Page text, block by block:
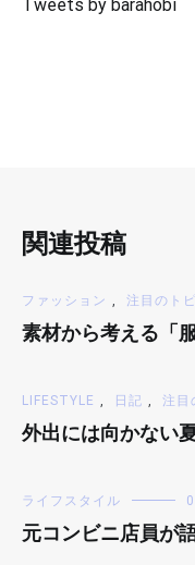
Tweets by barahobi
関連投稿
ファッション , 注目のト
素材から考える「
LIFESTYLE , 日記 , 注目
外出には向かない
ライフスタイル
元コンビニ店員が